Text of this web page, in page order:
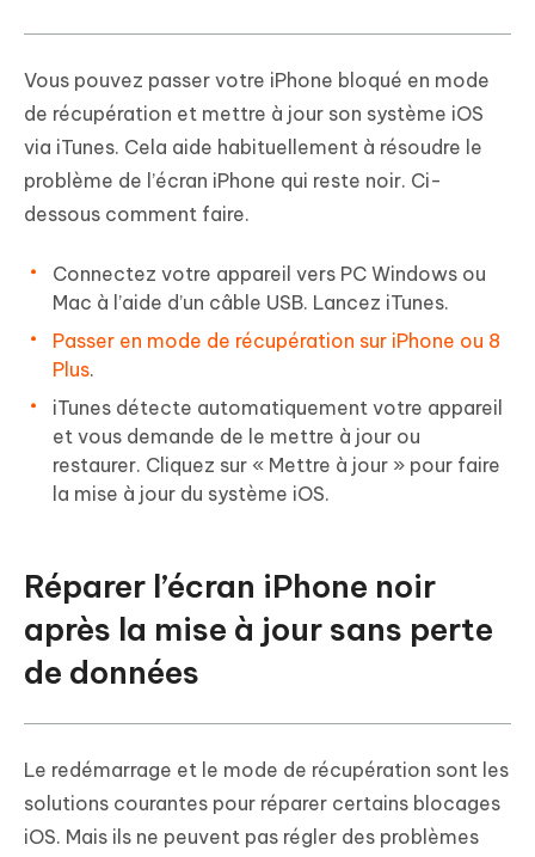
Vous pouvez passer votre iPhone bloqué en mode
de récupération et mettre à jour son système iOS
via iTunes. Cela aide habituellement à résoudre le
problème de l’écran iPhone qui reste noir. Ci-
dessous comment faire.
Connectez votre appareil vers PC Windows ou
Mac à l’aide d’un câble USB. Lancez iTunes.
Passer en mode de récupération sur iPhone ou 8
Plus.
iTunes détecte automatiquement votre appareil
et vous demande de le mettre à jour ou
restaurer. Cliquez sur « Mettre à jour » pour faire
la mise à jour du système iOS.
Réparer l’écran iPhone noir
après la mise à jour sans perte
de données
Le redémarrage et le mode de récupération sont les
solutions courantes pour réparer certains blocages
iOS. Mais ils ne peuvent pas régler des problèmes